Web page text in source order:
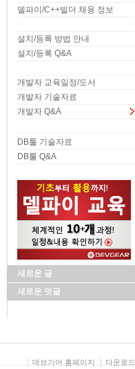
델파이/C++빌더 채용 정보
설치/등록 방법 안내
설치/등록 Q&A
개발자 교육일정/도서
개발자 기술자료
개발자 Q&A
DB툴 기술자료
DB툴 Q&A
새로운 글
새로운 덧글
데브기어 홈페이지 다운로드